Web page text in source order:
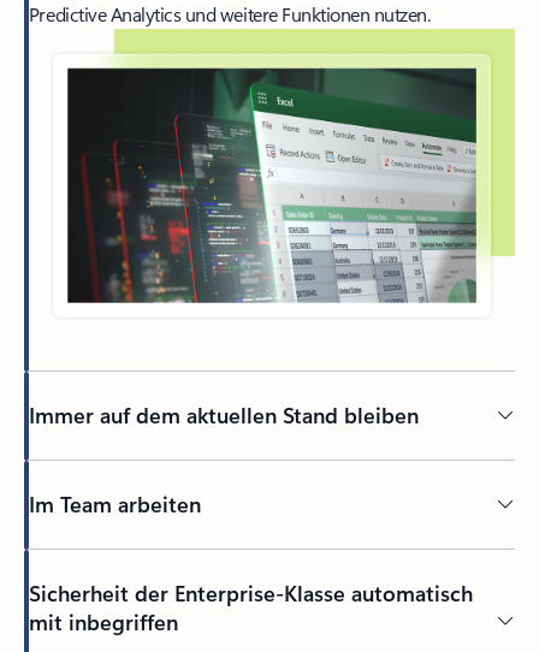
Predictive Analytics und weitere Funktionen nutzen.
Immer auf dem aktuellen Stand bleiben
Im Team arbeiten
Sicherheit der Enterprise-Klasse automatisch
mit inbegriffen